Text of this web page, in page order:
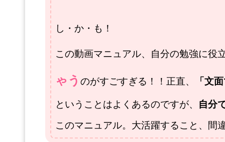
し・か・も！
この動画マニュアル、自分の勉強に役
ゃう のがすごすぎる！！正直、
「文
ということはよくあるのですが、 自分
このマニュアル。大活躍すること、間